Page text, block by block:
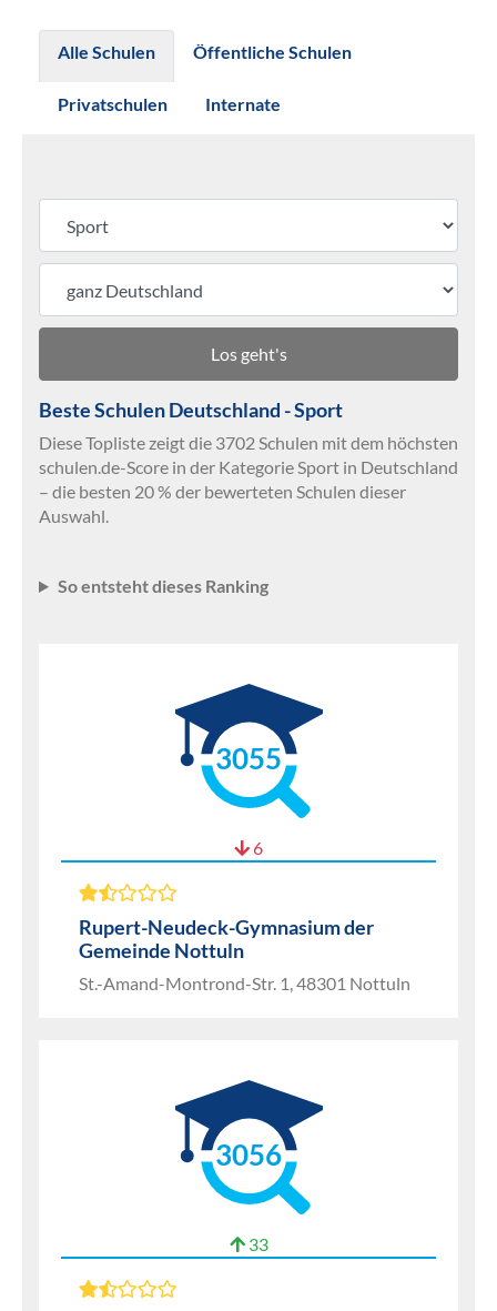
Alle Schulen Öffentliche Schulen
Privatschulen Internate
Los geht's
Beste Schulen Deutschland - Sport
Diese Topliste zeigt die 3702 Schulen mit dem höchsten
schulen.de-Score in der Kategorie Sport in Deutschland
– die besten 20 % der bewerteten Schulen dieser
Auswahl.
So entsteht dieses Ranking
3055
6
Rupert-Neudeck-Gymnasium der
Gemeinde Nottuln
St.-Amand-Montrond-Str. 1, 48301 Nottuln
3056
33